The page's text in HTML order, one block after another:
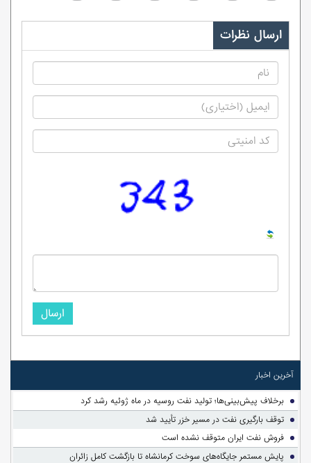
ارسال نظرات
ارسال
آخرین اخبار
برخلاف پیش‌بینی‌ها؛ تولید نفت روسیه در ماه ژوئیه رشد کرد
توقف بارگیری نفت در مسیر خزر تأیید شد
فروش نفت ایران متوقف نشده است
پایش مستمر جایگاه‌های سوخت کرمانشاه تا بازگشت کامل زائران